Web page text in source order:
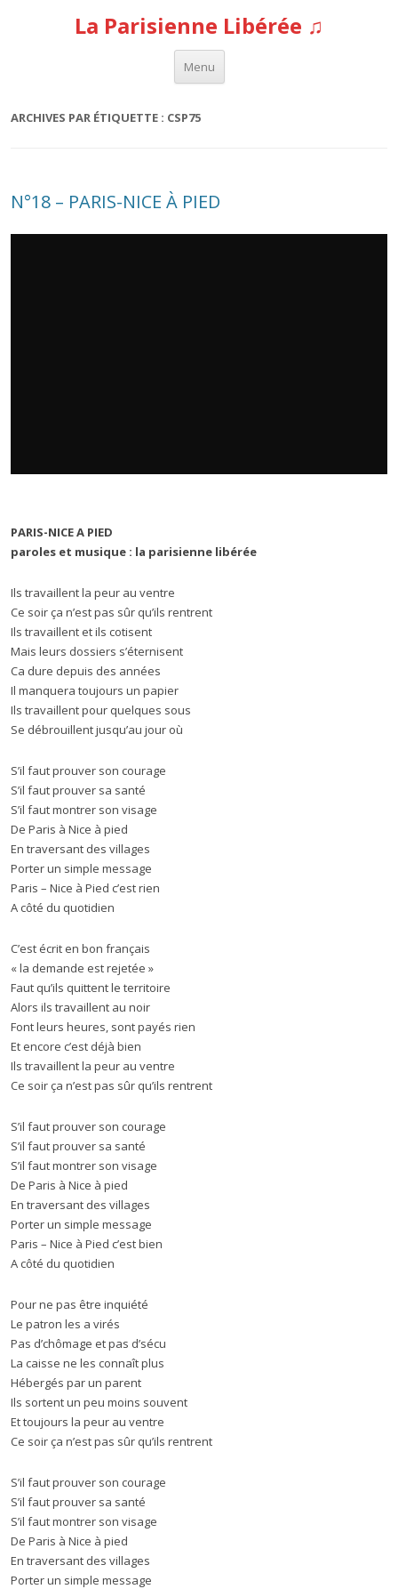
La Parisienne Libérée ♫
Menu
Aller au contenu
ARCHIVES PAR ÉTIQUETTE : CSP75
N°18 – PARIS-NICE À PIED
PARIS-NICE A PIED
paroles et musique : la parisienne libérée
Ils travaillent la peur au ventre
Ce soir ça n’est pas sûr qu’ils rentrent
Ils travaillent et ils cotisent
Mais leurs dossiers s’éternisent
Ca dure depuis des années
Il manquera toujours un papier
Ils travaillent pour quelques sous
Se débrouillent jusqu’au jour où
S’il faut prouver son courage
S’il faut prouver sa santé
S’il faut montrer son visage
De Paris à Nice à pied
En traversant des villages
Porter un simple message
Paris – Nice à Pied c’est rien
A côté du quotidien
C’est écrit en bon français
« la demande est rejetée »
Faut qu’ils quittent le territoire
Alors ils travaillent au noir
Font leurs heures, sont payés rien
Et encore c’est déjà bien
Ils travaillent la peur au ventre
Ce soir ça n’est pas sûr qu’ils rentrent
S’il faut prouver son courage
S’il faut prouver sa santé
S’il faut montrer son visage
De Paris à Nice à pied
En traversant des villages
Porter un simple message
Paris – Nice à Pied c’est bien
A côté du quotidien
Pour ne pas être inquiété
Le patron les a virés
Pas d’chômage et pas d’sécu
La caisse ne les connaît plus
Hébergés par un parent
Ils sortent un peu moins souvent
Et toujours la peur au ventre
Ce soir ça n’est pas sûr qu’ils rentrent
S’il faut prouver son courage
S’il faut prouver sa santé
S’il faut montrer son visage
De Paris à Nice à pied
En traversant des villages
Porter un simple message